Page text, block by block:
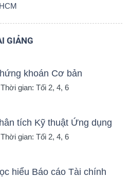
GIẢNG
khoán Cơ bản
gian: Tối 2, 4, 6
tích Kỹ thuật Ứng dụng
gian: Tối 2, 4, 6
hiểu Báo cáo Tài chính